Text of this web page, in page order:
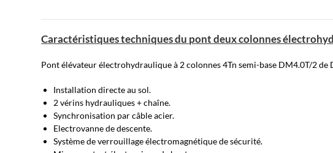
Caractéristiques techniques du pont deux colonnes
Pont élévateur électrohydraulique à 2 colonnes 4Tn semi-base DM4.0T/2 de
Installation directe au sol.
2 vérins hydrauliques + chaîne.
Synchronisation par câble acier.
Electrovanne de descente.
Système de verrouillage électromagnétique de sécurité.